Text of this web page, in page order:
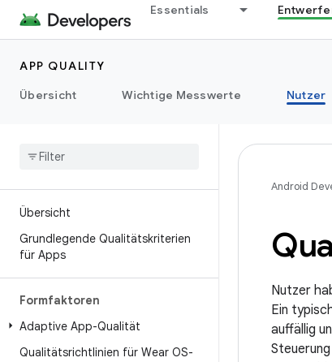
Essentials
APP QUALITY
Übersicht
Wichtige Messwerte Nutzer
Übersicht
Grundlegende Qualitätskriterien
für Apps
Formfaktoren
Adaptive App-Qualität
Qualitätsrichtlinien für Wear OS-
Android
Nutzer
Ein
auffällig